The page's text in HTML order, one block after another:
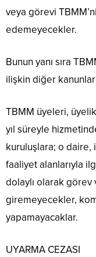
veya görevi
edemeyecekler.
Bunun yanı sıra
ilişkin diğer
TBMM üyeleri,
yıl süreyle
kuruluşlara; o daire,
faaliyet alanlarıyla
dolaylı olarak görev
giremeyecekler,
yapamayacaklar.
UYARMA CEZASI